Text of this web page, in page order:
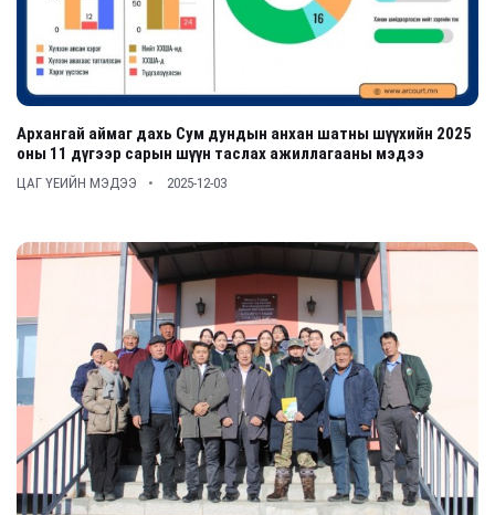
Архангай аймаг дахь Сум дундын анхан шатны шүүхийн 2025
оны 11 дүгээр сарын шүүн таслах ажиллагааны мэдээ
ЦАГ ҮЕИЙН МЭДЭЭ 2025-12-03